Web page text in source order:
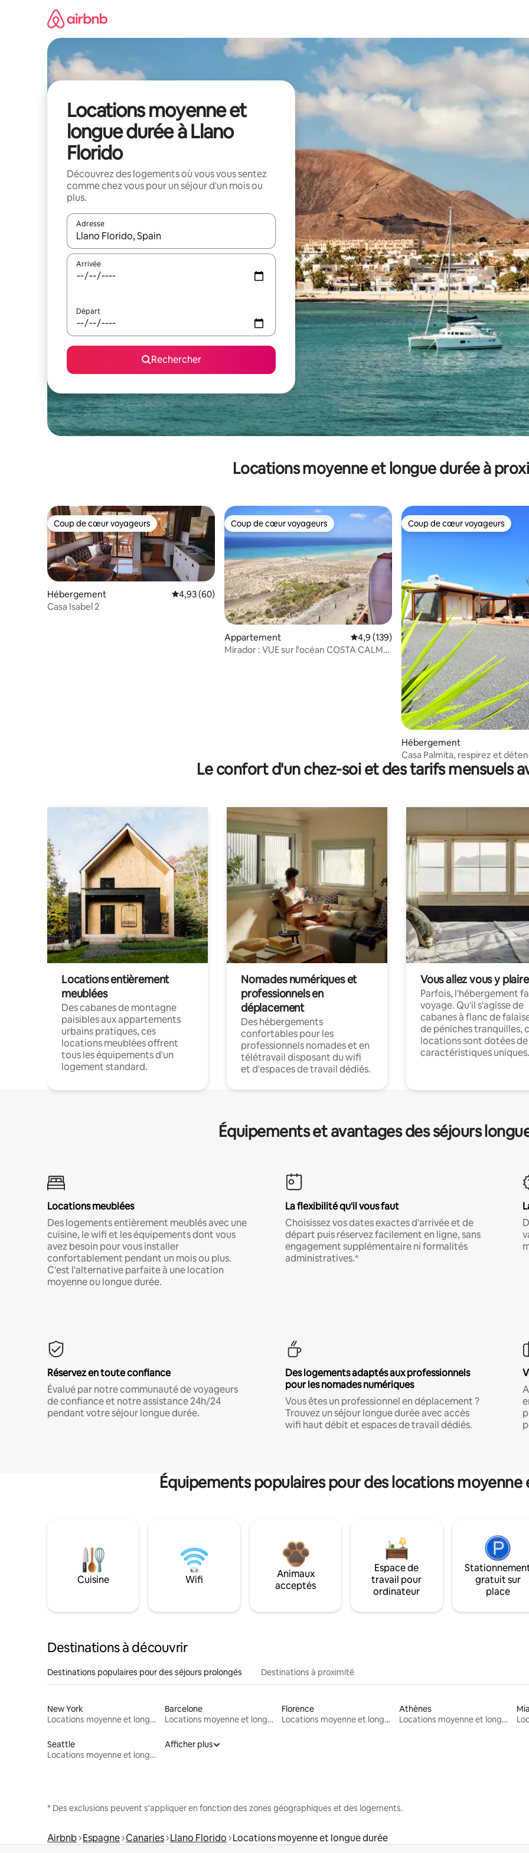
Locations moyenne et
longue durée à Llano
Florido
Découvrez des logements où vous vous sentez
comme chez vous pour un séjour d'un mois ou
plus.
Adresse
Lorsque les résultats s'affichent, utilisez les flèches vers le haut et vers le bas pour les parcourir ou en appuyant et en
Arrivée
Départ
Rechercher
Locations moyenne et longue durée à
Coup de cœur voyageurs
Coup de cœur voyageurs
Hébergement Évaluation moyenne sur la base de 60 commentaires : 4,93 sur 5
4,93 (60)
Casa Isabel 2
Coup de cœur voyageurs
Coup de cœur voyageurs
Appartement Évaluation moyenne sur la base de 139
4,9 (139)
Mirador : VUE sur l'océan COSTA CALMA
Coup de cœur voyageurs
Coup de cœur voyageurs
Hébergement
Casa Palmita, respirez et
Le confort d'un chez-soi et des tarifs mensuels
Locations entièrement
meublées
Des cabanes de montagne
paisibles aux appartements
urbains pratiques, ces
locations meublées offrent
tous les équipements d'un
logement standard.
Nomades numériques et
professionnels en
déplacement
Des hébergements
confortables pour les
professionnels nomades et en
télétravail disposant du wifi
et d'espaces de travail dédiés.
Vous allez vous y plaire
Parfois, l'hébergement
voyage. Qu'il s'agisse de
cabanes à flanc de
de péniches tranquilles,
locations sont dotées de
caractéristiques uniques.
Équipements et avantages des séjours
Locations meublées
Des logements entièrement meublés avec une
cuisine, le wifi et les équipements dont vous
avez besoin pour vous installer
confortablement pendant un mois ou plus.
C'est l'alternative parfaite à une location
moyenne ou longue durée.
La flexibilité qu'il vous faut
Choisissez vos dates exactes d'arrivée et de
départ puis réservez facilement en ligne, sans
engagement supplémentaire ni formalités
administratives.*
Réservez en toute confiance
Évalué par notre communauté de voyageurs
de confiance et notre assistance 24h/24
pendant votre séjour longue durée.
Des logements adaptés aux professionnels
pour les nomades numériques
Vous êtes un professionnel en déplacement ?
Trouvez un séjour longue durée avec accès
wifi haut débit et espaces de travail dédiés.
Équipements populaires pour des locations
Cuisine Wifi
Animaux
acceptés
Espace de
travail pour
ordinateur
gratuit sur
place
Destinations à découvrir
Destinations populaires pour des séjours prolongés Destinations à proximité
New York
Locations moyenne et longue durée
Barcelone
Locations moyenne et longue durée
Florence
Locations moyenne et longue durée
Athènes
Locations moyenne et longue durée
Seattle
Locations moyenne et longue durée
Afficher plus
* Des exclusions peuvent s'appliquer en fonction des zones géographiques et des logements.
Airbnb Espagne Canaries Llano Florido Locations moyenne et longue durée